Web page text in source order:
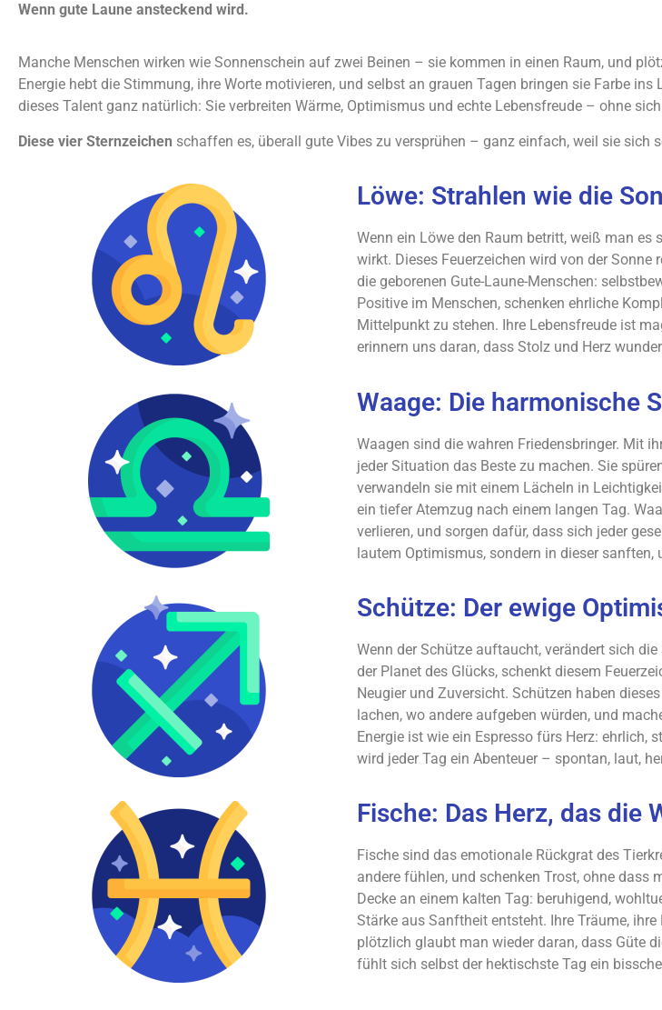
Wenn gute Laune ansteckend wird.
Manche Menschen wirken wie Sonnenschein auf zwei Beinen – sie kommen in einen Raum, und
Energie hebt die Stimmung, ihre Worte motivieren, und selbst an grauen Tagen bringen sie Farbe
dieses Talent ganz natürlich: Sie verbreiten Wärme, Optimismus und echte Lebensfreude – ohne
Diese vier Sternzeichen schaffen es, überall gute Vibes zu versprühen – ganz einfach, weil sie sich
Löwe: Strahlen wie die
Wenn ein Löwe den Raum betritt, weiß man
wirkt. Dieses Feuerzeichen wird von der
die geborenen Gute-Laune-Menschen:
Positive im Menschen, schenken ehrliche
Mittelpunkt zu stehen. Ihre Lebensfreude ist
erinnern uns daran, dass Stolz und Herz
Waage: Die harmonische
Waagen sind die wahren Friedensbringer. Mit
jeder Situation das Beste zu machen. Sie
verwandeln sie mit einem Lächeln in
ein tiefer Atemzug nach einem langen Tag.
verlieren, und sorgen dafür, dass sich jeder
lautem Optimismus, sondern in dieser
Schütze: Der ewige
Wenn der Schütze auftaucht, verändert sich
der Planet des Glücks, schenkt diesem
Neugier und Zuversicht. Schützen haben
lachen, wo andere aufgeben würden, und
Energie ist wie ein Espresso fürs Herz:
wird jeder Tag ein Abenteuer – spontan, laut,
Fische: Das Herz, das die
Fische sind das emotionale Rückgrat des
andere fühlen, und schenken Trost, ohne dass
Decke an einem kalten Tag: beruhigend,
Stärke aus Sanftheit entsteht. Ihre Träume,
plötzlich glaubt man wieder daran, dass Güte
fühlt sich selbst der hektischste Tag ein